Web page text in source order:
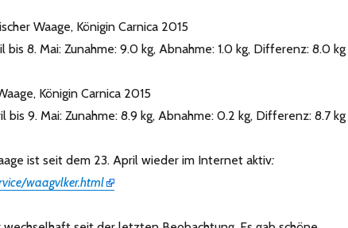
Waage, Königin Carnica 2015
bis 8. Mai: Zunahme: 9.0 kg, Abnahme: 1.0 kg, Differenz: 8.0 kg
Königin Carnica 2015
bis 9. Mai: Zunahme: 8.9 kg, Abnahme: 0.2 kg, Differenz: 8.7 kg
ist seit dem 23. April wieder im Internet aktiv:
waagvlker.html